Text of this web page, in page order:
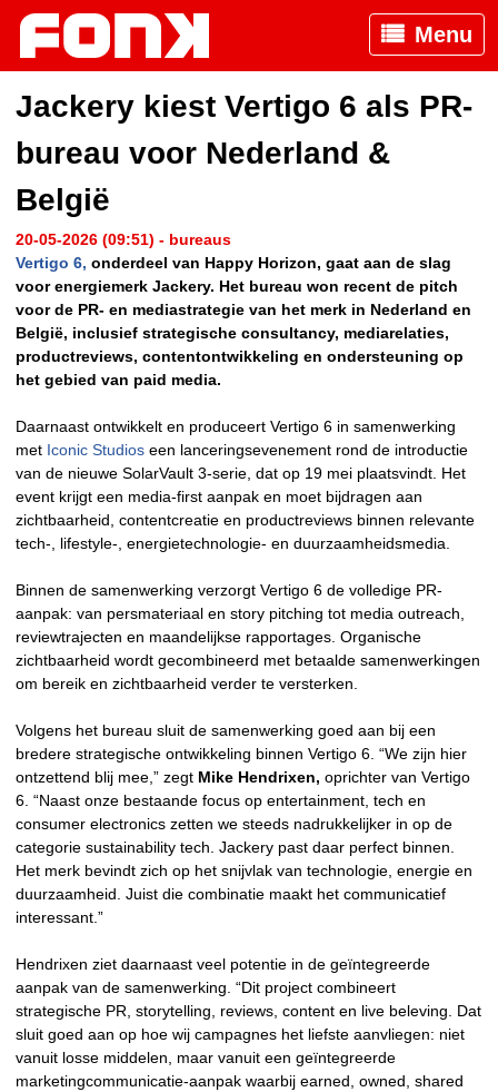
Menu
Jackery kiest Vertigo 6 als PR-
bureau voor Nederland &
België
20-05-2026 (09:51) - bureaus
Vertigo 6, onderdeel van Happy Horizon, gaat aan de slag
voor energiemerk Jackery. Het bureau won recent de pitch
voor de PR- en mediastrategie van het merk in Nederland en
België, inclusief strategische consultancy, mediarelaties,
productreviews, contentontwikkeling en ondersteuning op
het gebied van paid media.
Daarnaast ontwikkelt en produceert Vertigo 6 in samenwerking
met Iconic Studios een lanceringsevenement rond de introductie
van de nieuwe SolarVault 3-serie, dat op 19 mei plaatsvindt. Het
event krijgt een media-first aanpak en moet bijdragen aan
zichtbaarheid, contentcreatie en productreviews binnen relevante
tech-, lifestyle-, energietechnologie- en duurzaamheidsmedia.
Binnen de samenwerking verzorgt Vertigo 6 de volledige PR-
aanpak: van persmateriaal en story pitching tot media outreach,
reviewtrajecten en maandelijkse rapportages. Organische
zichtbaarheid wordt gecombineerd met betaalde samenwerkingen
om bereik en zichtbaarheid verder te versterken.
Volgens het bureau sluit de samenwerking goed aan bij een
bredere strategische ontwikkeling binnen Vertigo 6. “We zijn hier
ontzettend blij mee,” zegt Mike Hendrixen, oprichter van Vertigo
6. “Naast onze bestaande focus op entertainment, tech en
consumer electronics zetten we steeds nadrukkelijker in op de
categorie sustainability tech. Jackery past daar perfect binnen.
Het merk bevindt zich op het snijvlak van technologie, energie en
duurzaamheid. Juist die combinatie maakt het communicatief
interessant.”
Hendrixen ziet daarnaast veel potentie in de geïntegreerde
aanpak van de samenwerking. “Dit project combineert
strategische PR, storytelling, reviews, content en live beleving. Dat
sluit goed aan op hoe wij campagnes het liefste aanvliegen: niet
vanuit losse middelen, maar vanuit een geïntegreerde
marketingcommunicatie-aanpak waarbij earned, owned, shared